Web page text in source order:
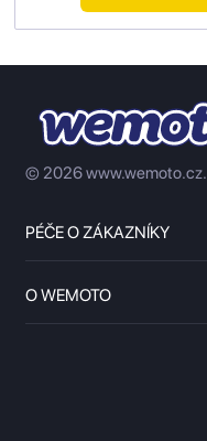
© 2026 www.wemoto.cz.
PÉČE O ZÁKAZNÍKY
O WEMOTO